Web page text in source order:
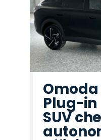
Omoda
Plug-in
SUV